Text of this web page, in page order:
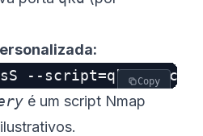
Copy
é um script Nmap